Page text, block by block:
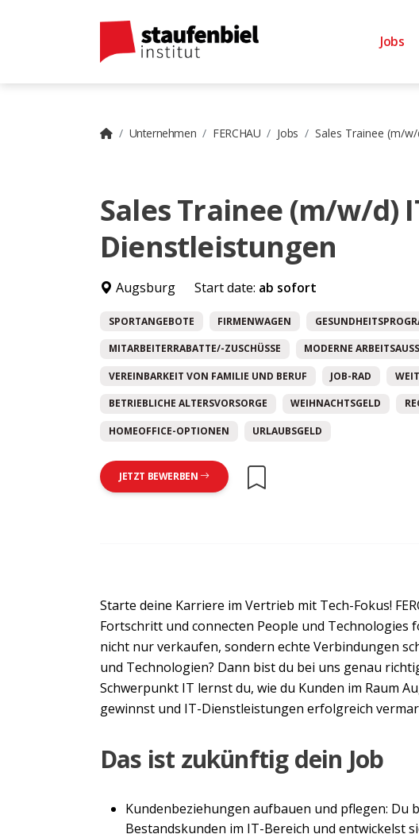
Jobs
Unternehmen FERCHAU Jobs Sales Trainee (m/
Sales Trainee (m/w/d)
Dienstleistungen
Augsburg Start date: ab sofort
SPORTANGEBOTE FIRMENWAGEN
MITARBEITERRABATTE/-ZUSCHÜSSE MODERNE
VEREINBARKEIT VON FAMILIE UND BERUF JOB-RAD
BETRIEBLICHE ALTERSVORSORGE WEIHNACHTSGELD
HOMEOFFICE-OPTIONEN URLAUBSGELD
JETZT BEWERBEN
Starte deine Karriere im Vertrieb mit Tech-Fokus!
Fortschritt und connecten People und Technologies
nicht nur verkaufen, sondern echte Verbindungen
und Technologien? Dann bist du bei uns genau
Schwerpunkt IT lernst du, wie du Kunden im Raum
gewinnst und IT-Dienstleistungen erfolgreich
Das ist zukünftig dein Job
Kundenbeziehungen aufbauen und pflegen: Du
Bestandskunden im IT-Bereich und entwickelst